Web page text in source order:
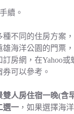
續。
不同的住房方案
海洋公園的門票
房網，在Yahoo或
可以參考。
人房住宿一晚(含
選一 ，如果選擇海